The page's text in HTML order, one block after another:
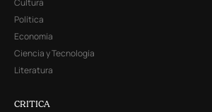
Cultura
Política
Economía
Ciencia y Tecnología
Literatura
CRITICA